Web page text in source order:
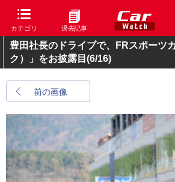
カテゴリ 過去記事
豊田社長のドライブで、FRスポーツ
ク）」をお披露目 (6/16)
前の画像